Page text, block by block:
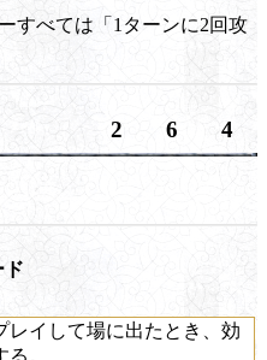
すべては「1ターンに2回攻
2 6 4
ド
レイして場に出たとき、効
。